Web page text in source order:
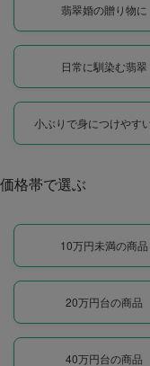
翡翠婚の贈り物に
日常に馴染む翡翠
小ぶりで身につけやす
価格帯で選ぶ
10万円未満の商品
20万円台の商品
40万円台の商品